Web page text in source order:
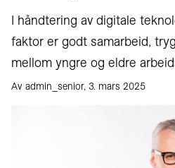
I håndtering av digitale
faktor er godt samarbeid,
mellom yngre og eldre
Av admin_senior, 3. mars 2025